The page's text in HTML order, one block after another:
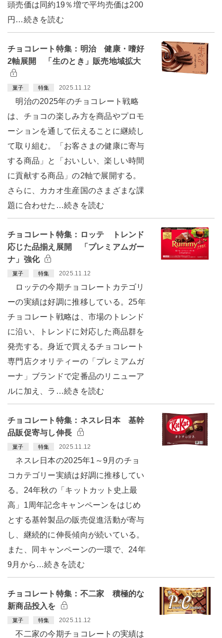
頭売価は同約19％増で平均売価は200
円…続きを読む
チョコレート特集：明治 健康・嗜好
2軸展開 「生のとき」販売地域拡大
菓子 特集 2025.11.12
明治の2025年のチョコレート戦略
は、チョコの楽しみ方を商品やプロモ
ーションを通して伝えることに継続し
て取り組む。「お客さまの健康に寄与
する商品」と「おいしい、楽しい時間
に貢献する商品」の2軸で展開する。
さらに、カカオ生産国のさまざまな課
題に合わせた…続きを読む
チョコレート特集：ロッテ トレンド
応じた品揃え展開 「プレミアムガー
ナ」強化
菓子 特集 2025.11.12
ロッテの今期チョコレートカテゴリ
ーの実績は好調に推移している。25年
チョコレート戦略は、市場のトレンド
に沿い、トレンドに対応した商品群を
発売する。身近で買えるチョコレート
専門店クオリティーの「プレミアムガ
ーナ」ブランドで定番品のリニューア
ルに加え、ラ…続きを読む
チョコレート特集：ネスレ日本 基幹
品販促寄与し伸長
菓子 特集 2025.11.12
ネスレ日本の2025年1～9月のチョ
コカテゴリー実績は好調に推移してい
る。24年秋の「キットカット史上最
高」1周年記念キャンペーンをはじめ
とする基幹製品の販売促進活動が寄与
し、継続的に伸長傾向が続いている。
また、同キャンペーンの一環で、24年
9月から…続きを読む
チョコレート特集：不二家 積極的な
新商品投入を
菓子 特集 2025.11.12
不二家の今期チョコレートの実績は